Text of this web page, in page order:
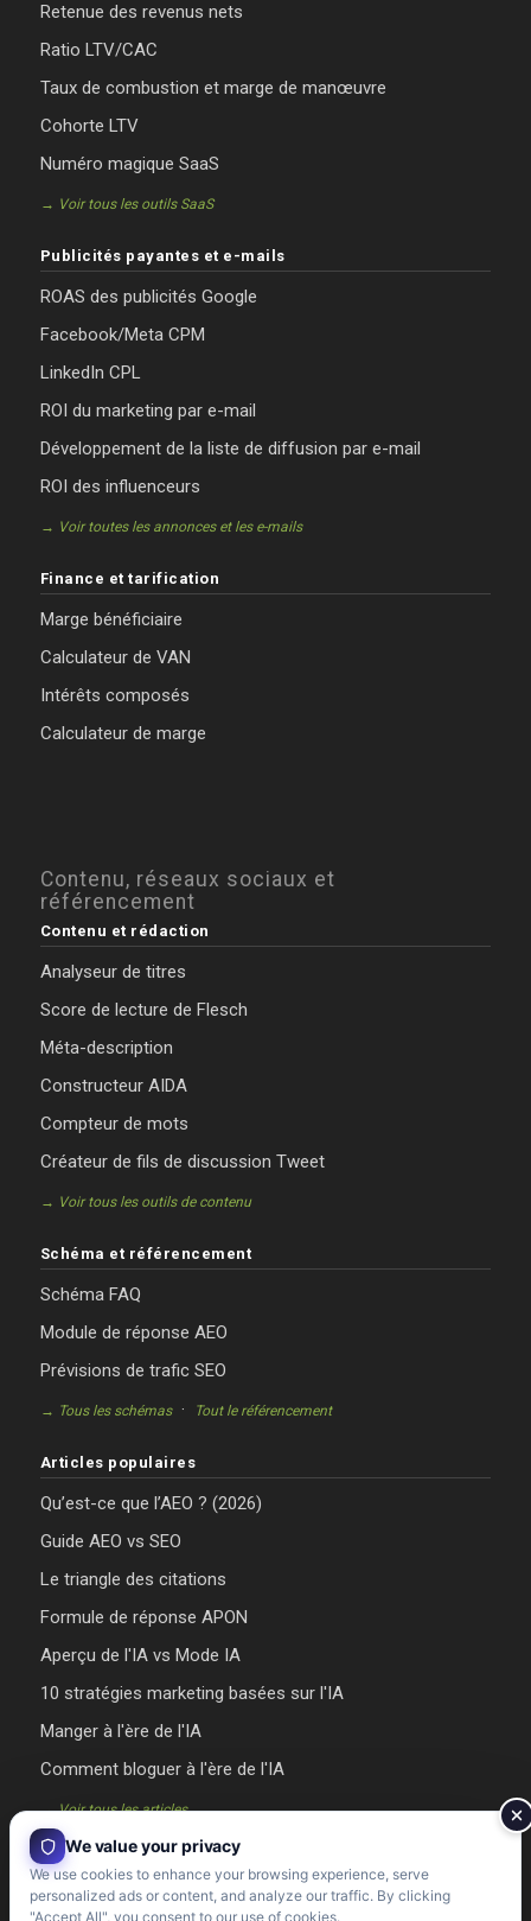
Retenue des revenus nets
Ratio LTV/CAC
Taux de combustion et marge de manœuvre
Cohorte LTV
Numéro magique SaaS
→ Voir tous les outils SaaS
Publicités payantes et e-mails
ROAS des publicités Google
Facebook/Meta CPM
LinkedIn CPL
ROI du marketing par e-mail
Développement de la liste de diffusion par e-mail
ROI des influenceurs
→ Voir toutes les annonces et les e-mails
Finance et tarification
Marge bénéficiaire
Calculateur de VAN
Intérêts composés
Calculateur de marge
Contenu, réseaux sociaux et
référencement
Contenu et rédaction
Analyseur de titres
Score de lecture de Flesch
Méta-description
Constructeur AIDA
Compteur de mots
Créateur de fils de discussion Tweet
→ Voir tous les outils de contenu
Schéma et référencement
Schéma FAQ
Module de réponse AEO
Prévisions de trafic SEO
→ Tous les schémas· Tout le référencement
Articles populaires
Qu’est-ce que l’AEO ? (2026)
Guide AEO vs SEO
Le triangle des citations
Formule de réponse APON
Aperçu de l'IA vs Mode IA
10 stratégies marketing basées sur l'IA
Manger à l'ère de l'IA
Comment bloguer à l'ère de l'IA
→ Voir tous les articles
We value your privacy
We use cookies to enhance your browsing experience, serve
personalized ads or content, and analyze our traffic. By clicking
"Accept All", you consent to our use of cookies.